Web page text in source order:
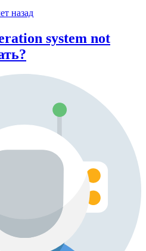
назад
system not